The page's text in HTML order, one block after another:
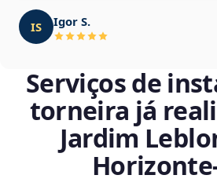
IS Igor S.
Serviços de
torneira já
Jardim